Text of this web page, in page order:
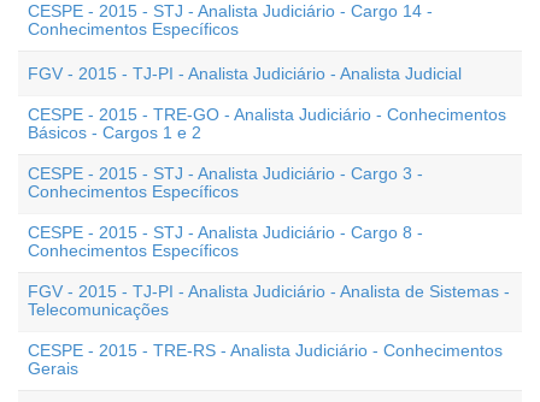
CESPE - 2015 - STJ - Analista Judiciário - Cargo 14 -
Conhecimentos Específicos
FGV - 2015 - TJ-PI - Analista Judiciário - Analista Judicial
CESPE - 2015 - TRE-GO - Analista Judiciário - Conhecimentos
Básicos - Cargos 1 e 2
CESPE - 2015 - STJ - Analista Judiciário - Cargo 3 -
Conhecimentos Específicos
CESPE - 2015 - STJ - Analista Judiciário - Cargo 8 -
Conhecimentos Específicos
FGV - 2015 - TJ-PI - Analista Judiciário - Analista de Sistemas -
Telecomunicações
CESPE - 2015 - TRE-RS - Analista Judiciário - Conhecimentos
Gerais